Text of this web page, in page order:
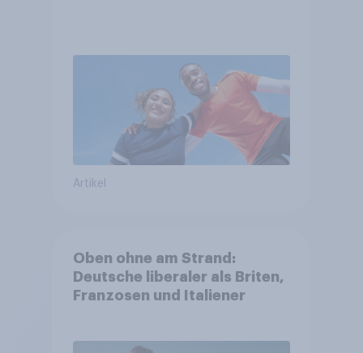
Artikel
Oben ohne am Strand:
Deutsche liberaler als Briten,
Franzosen und Italiener